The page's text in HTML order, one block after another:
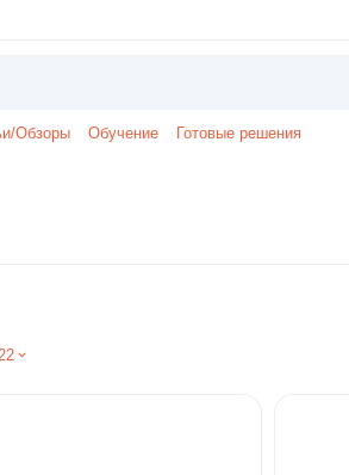
Обзоры Обучение Готовые решения
22